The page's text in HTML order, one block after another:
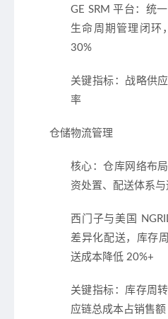
GE SRM 平台：统
生命周期管理闭环
30%
关键指标：战略供
率
仓储物流管理
核心：仓库网络布
资处置、配送体系
西门子与美国
差异化配送，库存
送成本降低 20%+
关键指标：库存周
应链总成本占销售额